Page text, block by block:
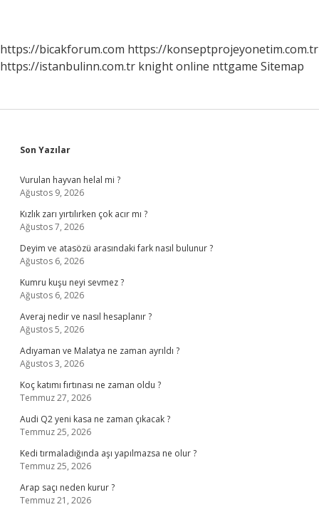
https://bicakforum.com https://konseptprojeyonetim.com.tr
https://istanbulinn.com.tr knight online nttgame Sitemap
Sidebar
Son Yazılar
Vurulan hayvan helal mi ?
Ağustos 9, 2026
Kızlık zarı yırtılırken çok acır mı ?
Ağustos 7, 2026
Deyim ve atasözü arasındaki fark nasıl bulunur ?
Ağustos 6, 2026
Kumru kuşu neyi sevmez ?
Ağustos 6, 2026
Averaj nedir ve nasıl hesaplanır ?
Ağustos 5, 2026
Adıyaman ve Malatya ne zaman ayrıldı ?
Ağustos 3, 2026
Koç katımı fırtınası ne zaman oldu ?
Temmuz 27, 2026
Audi Q2 yeni kasa ne zaman çıkacak ?
Temmuz 25, 2026
Kedi tırmaladığında aşı yapılmazsa ne olur ?
Temmuz 25, 2026
Arap saçı neden kurur ?
Temmuz 21, 2026